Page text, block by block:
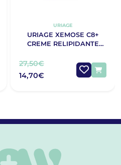
URIAGE
URIAGE XEMOSE C8+
CREME RELIPIDANTE
27,50€
14,70€